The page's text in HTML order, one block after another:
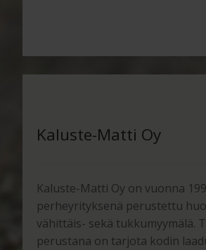
Kaluste-Matti Oy
Kaluste-Matti Oy on vuonna
perheyrityksenä perustettu
vähittäis- sekä tukkumyymälä.
perustana on tarjota kodin